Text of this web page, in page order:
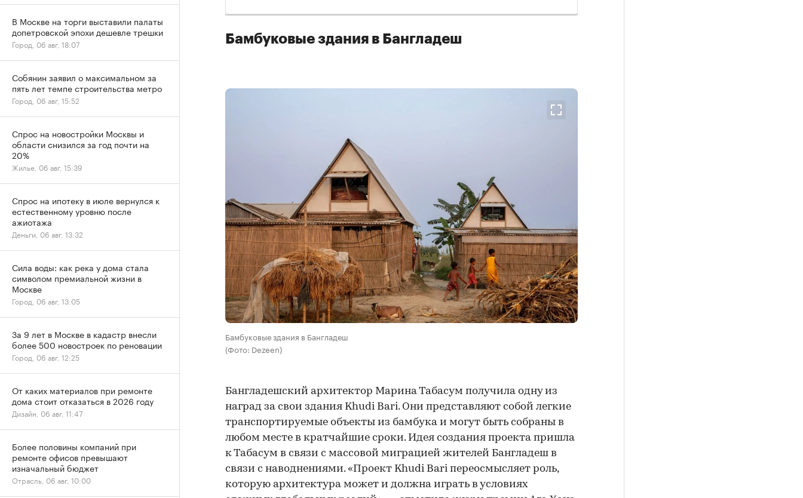
Бамбуковые здания в Бангладеш
00:00 / 00:00
Бамбуковые здания в Бангладеш
(Фото: Dezeen)
Бангладешский архитектор Марина Табасум получила одну из
наград за свои здания Khudi Bari. Они представляют собой легкие
транспортируемые объекты из бамбука и могут быть собраны в
любом месте в кратчайшие сроки. Идея создания проекта пришла
к Табасум в связи с массовой миграцией жителей Бангладеш в
связи с наводнениями. «Проект Khudi Bari переосмысляет роль,
которую архитектура может и должна играть в условиях
В Москве на торги выставили палаты
допетровской эпохи дешевле трешки
Город, 06 авг, 18:07
Собянин заявил о максимальном за
пять лет темпе строительства метро
Город, 06 авг, 15:52
Спрос на новостройки Москвы и
области снизился за год почти на
20%
Жилье, 06 авг, 15:39
Спрос на ипотеку в июле вернулся к
естественному уровню после
ажиотажа
Деньги, 06 авг, 13:32
Сила воды: как река у дома стала
символом премиальной жизни в
Москве
Город, 06 авг, 13:05
За 9 лет в Москве в кадастр внесли
более 500 новостроек по реновации
Город, 06 авг, 12:25
От каких материалов при ремонте
дома стоит отказаться в 2026 году
Дизайн, 06 авг, 11:47
Более половины компаний при
ремонте офисов превышают
изначальный бюджет
Отрасль, 06 авг, 10:00